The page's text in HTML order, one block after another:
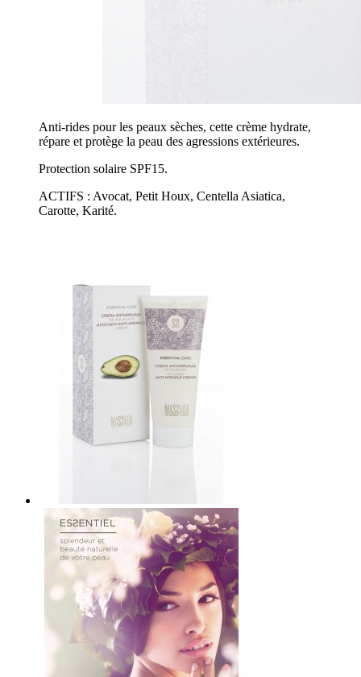
Anti-rides pour les peaux sèches, cette crème hydrate,
répare et protège la peau des agressions extérieures.
Protection solaire SPF15.
ACTIFS : Avocat, Petit Houx, Centella Asiatica,
Carotte, Karité.